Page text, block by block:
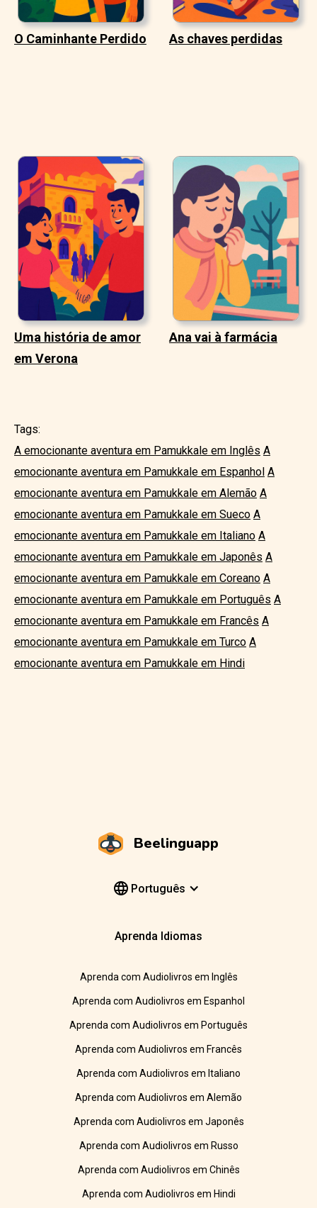
O Caminhante Perdido As chaves perdidas
Uma história de amor
em Verona
Ana vai à farmácia
Tags:
A emocionante aventura em Pamukkale em Inglês A
emocionante aventura em Pamukkale em Espanhol A
emocionante aventura em Pamukkale em Alemão A
emocionante aventura em Pamukkale em Sueco A
emocionante aventura em Pamukkale em Italiano A
emocionante aventura em Pamukkale em Japonês A
emocionante aventura em Pamukkale em Coreano A
emocionante aventura em Pamukkale em Português A
emocionante aventura em Pamukkale em Francês A
emocionante aventura em Pamukkale em Turco A
emocionante aventura em Pamukkale em Hindi
Beelinguapp
Português
Aprenda Idiomas
Aprenda com Audiolivros em Inglês
Aprenda com Audiolivros em Espanhol
Aprenda com Audiolivros em Português
Aprenda com Audiolivros em Francês
Aprenda com Audiolivros em Italiano
Aprenda com Audiolivros em Alemão
Aprenda com Audiolivros em Japonês
Aprenda com Audiolivros em Russo
Aprenda com Audiolivros em Chinês
Aprenda com Audiolivros em Hindi